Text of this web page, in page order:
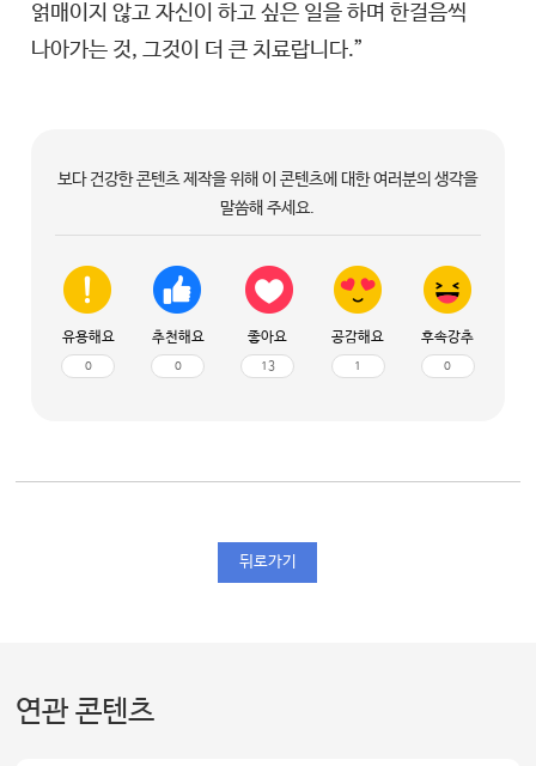
얽매이지 않고 자신이 하고 싶은 일을 하며 한걸음씩
나아가는 것, 그것이 더 큰 치료랍니다.”
보다 건강한 콘텐츠 제작을 위해 이 콘텐츠에 대한 여러분의 생각을
말씀해 주세요.
유용해요
0
추천해요
0
좋아요
13
공감해요
1
후속강추
0
뒤로가기
연관 콘텐츠